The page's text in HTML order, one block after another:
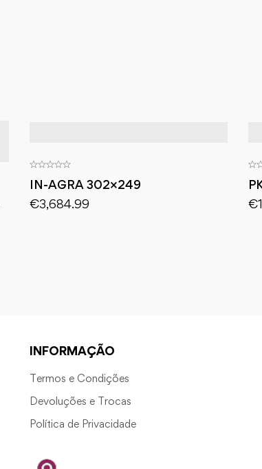
IN-AGRA 302×249
€3,684.99
€
INFORMAÇÃO
Termos e Condições
Devoluções e Trocas
Política de Privacidade